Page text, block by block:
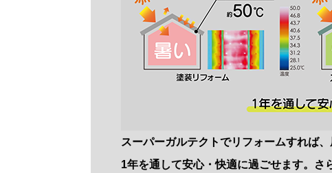
スーパーガルテクトでリフォームすれば
1年を通して安⼼・快適に過ごせます。
さ